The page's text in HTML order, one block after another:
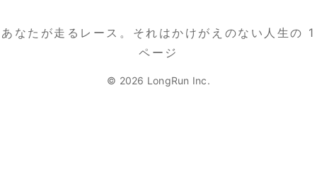
あなたが走るレース。 それはかけがえのない人生の 1
ページ
© 2026 LongRun Inc.